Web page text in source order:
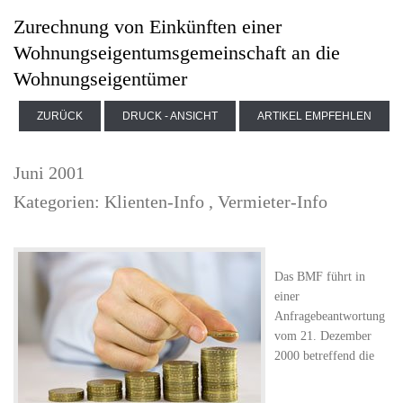
Zurechnung von Einkünften einer
Wohnungseigentumsgemeinschaft an die
Wohnungseigentümer
ZURÜCK DRUCK - ANSICHT ARTIKEL EMPFEHLEN
Juni 2001
Kategorien: Klienten-Info , Vermieter-Info
Das BMF führt in
einer
Anfragebeantwortung
vom 21. Dezember
2000 betreffend die